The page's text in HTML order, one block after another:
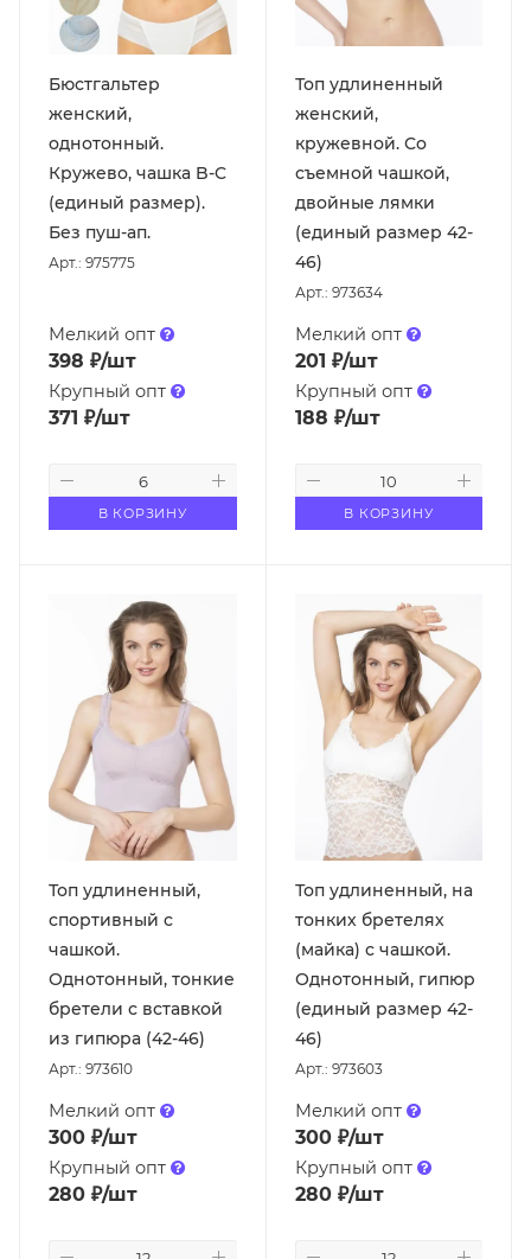
Бюстгальтер
женский,
однотонный.
Кружево, чашка B-C
(единый размер).
Без пуш-ап.
Арт.: 975775
Мелкий опт
398 ₽/шт
Крупный опт
371 ₽/шт
В КОРЗИНУ
Топ удлиненный
женский,
кружевной. Со
съемной чашкой,
двойные лямки
(единый размер 42-
46)
Арт.: 973634
Мелкий опт
201 ₽/шт
Крупный опт
188 ₽/шт
В КОРЗИНУ
Топ удлиненный,
спортивный с
чашкой.
Однотонный, тонкие
бретели с вставкой
из гипюра (42-46)
Арт.: 973610
Мелкий опт
300 ₽/шт
Крупный опт
280 ₽/шт
Топ удлиненный, на
тонких бретелях
(майка) с чашкой.
Однотонный, гипюр
(единый размер 42-
46)
Арт.: 973603
Мелкий опт
300₽/шт
Крупный опт
280₽/шт